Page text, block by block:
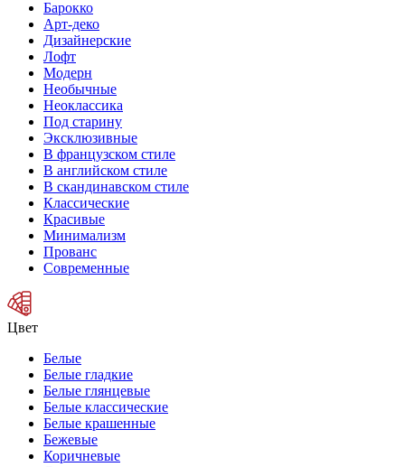
Барокко
Арт-деко
Дизайнерские
Лофт
Модерн
Необычные
Неоклассика
Под старину
Эксклюзивные
В французском стиле
В английском стиле
В скандинавском стиле
Классические
Красивые
Минимализм
Прованс
Современные
Цвет
Белые
Белые гладкие
Белые глянцевые
Белые классические
Белые крашенные
Бежевые
Коричневые